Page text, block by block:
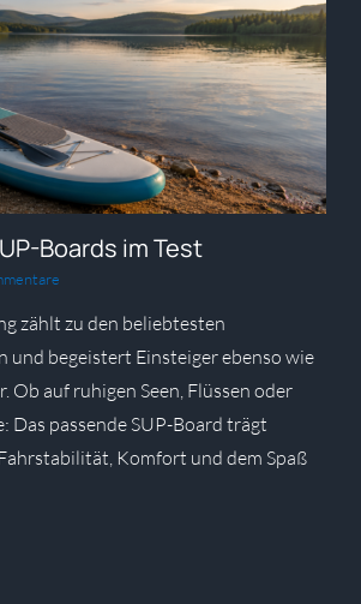
Boards im Test
zählt zu den beliebtesten
und begeistert Einsteiger ebenso wie
Ob auf ruhigen Seen, Flüssen oder
Das passende SUP-Board trägt
Komfort und dem Spaß